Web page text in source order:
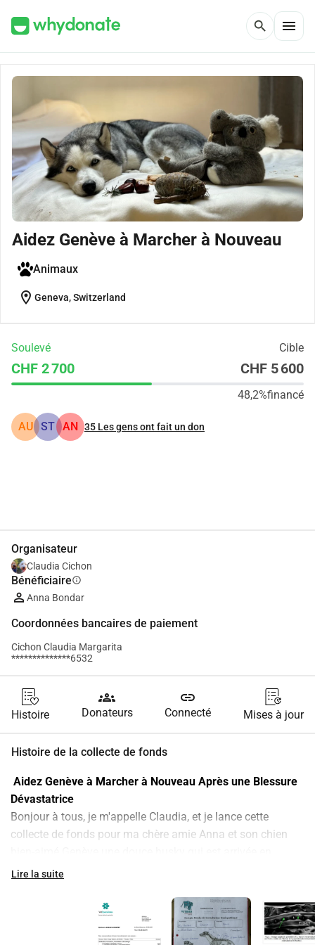
search menu
Aidez Genève à Marcher à Nouveau
Animaux
location_on Geneva, Switzerland
Soulevé Cible
CHF 2 700 CHF 5 600
48,2%financé
AU ST AN 35 Les gens ont fait un don
Organisateur
Claudia Cichon
Bénéficiaireinfo
Anna Bondar
Coordonnées bancaires de paiement
Cichon Claudia Margarita
**************6532
Histoire
groups
Donateurs
link
Connecté Mises à jour
Histoire de la collecte de fonds
Dévastatrice
Bonjour à tous, je m'appelle Claudia, et je lance cette
collecte de fonds pour ma chère amie Anna et son chien
Suisse en provenance d'Ukraine dans un cas particulier
La vie de Genève a changé à jamais plus tôt cette année
après un incident traumatisant dans un parc local.
Lire la suite